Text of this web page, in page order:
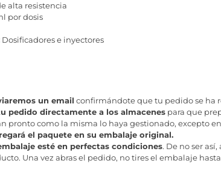
alta resistencia
por dosis
Dosificadores e inyectores
un email confirmándote que tu pedido se ha
pedido directamente a los almacenespara que
como la misma lo haya gestionado, excepto
el paquete en su embalaje original.
esté en perfectas condiciones. De no ser
Una vez abras el pedido, no tires el embalaje